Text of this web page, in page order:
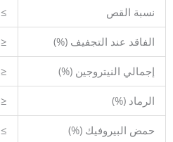
نسبة القص ≥6.5
الفاقد عند التجفيف (%) ≤15
إجمالي النيتروجين (%) ≤1.5
الرماد (%) ≤15
حمض البيروفيك (%) ≥1.5